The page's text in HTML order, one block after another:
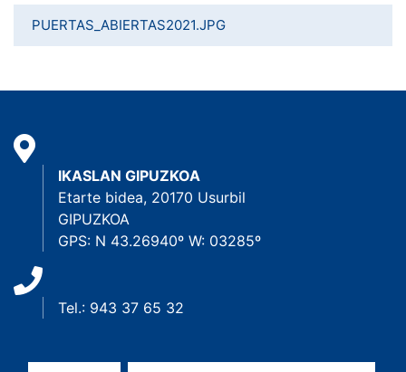
PUERTAS_ABIERTAS2021.JPG
IKASLAN GIPUZKOA
Etarte bidea, 20170 Usurbil
GIPUZKOA
GPS: N 43.26940º W: 03285º
Tel.: 943 37 65 32